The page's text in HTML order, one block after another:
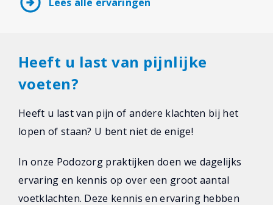
Heeft u last van pijnlijke
voeten?
Heeft u last van pijn of andere klachten bij het
lopen of staan? U bent niet de enige!
In onze Podozorg praktijken doen we dagelijks
ervaring en kennis op over een groot aantal
voetklachten. Deze kennis en ervaring hebben